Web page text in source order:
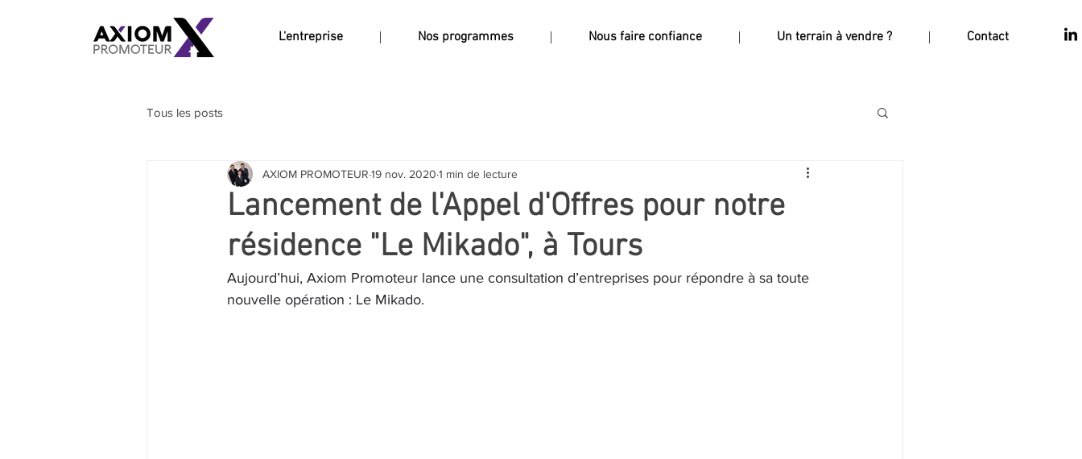
L'entreprise Nos programmes Nous faire confiance Un terrain à vendre ? Contact
Tous les posts
Lancement de l'Appel d'Offres pour notre
résidence "Le Mikado", à Tours
AXIOM PROMOTEUR 19 nov. 2020 1 min de lecture
Aujourd’hui, Axiom Promoteur lance une consultation d’entreprises pour répondre à sa toute
nouvelle opération : Le Mikado.